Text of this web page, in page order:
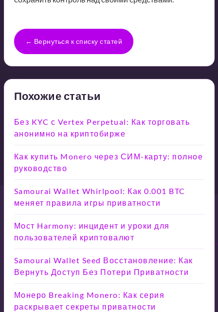
← Вернуться к списку статей
Похожие статьи
Без KYC с Vertex Perpetual: Как торговать
анонимно на криптобирже
Как купить Monero через СИМ-карту: полное
руководство
Samourai Wallet Whirlpool: Как 0.001 BTC
меняет правила игры приватности
Мост Harmony: инцидент и уроки для
пользователей криптовалют
Samourai Wallet Seed Восстановление: Как
Вернуть Доступ Без Потери Приватности
Монеро Breaking Monero: Как серия
раскрывает секреты приватности